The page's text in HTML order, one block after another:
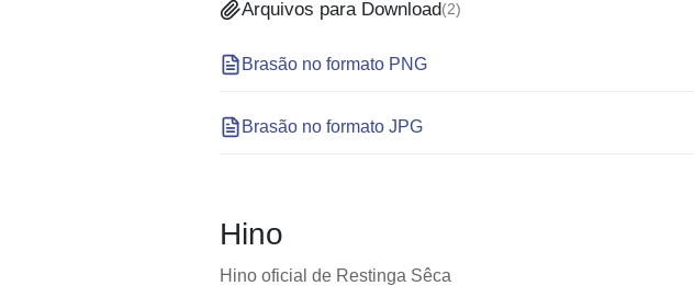
Arquivos para Download(2)
Brasão no formato PNG
Brasão no formato JPG
Hino
Hino oficial de Restinga Sêca